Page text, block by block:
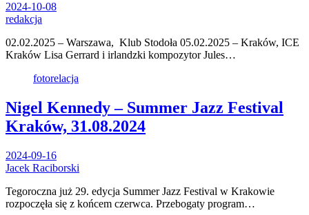
2024-10-08
redakcja
02.02.2025 – Warszawa, Klub Stodoła 05.02.2025 – Kraków, ICE
Kraków Lisa Gerrard i irlandzki kompozytor Jules…
fotorelacja
Nigel Kennedy – Summer Jazz Festival
Kraków, 31.08.2024
2024-09-16
Jacek Raciborski
Tegoroczna już 29. edycja Summer Jazz Festival w Krakowie
rozpoczęła się z końcem czerwca. Przebogaty program…